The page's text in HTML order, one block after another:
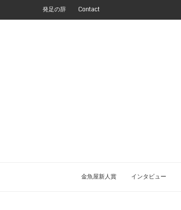
発足の辞 Contact
金魚屋新人賞 インタビュー